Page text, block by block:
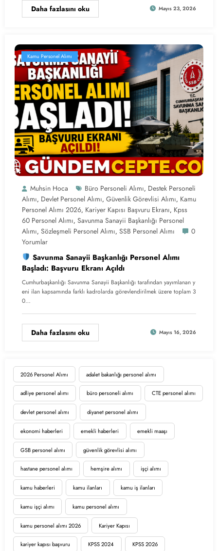
2026 Personel Alımı adalet bakanlığı personel alımı
adliye personel alımı büro personeli alımı CTE personel alımı
devlet personel alımı diyanet personel alımı
ekonomi haberleri emekli haberleri emekli maaşı
GSB personel alımı güvenlik görevlisi alımı
hastane personel alımı hemşire alımı işçi alımı
kamu haberleri kamu ilanları kamu iş ilanları
kamu işçi alımı kamu personel alımı
kamu personel alımı 2026 Kariyer Kapısı
kariyer kapısı başvuru KPSS 2024 KPSS 2026
Daha fazlasını oku Mayıs 23, 2026
Kamu Personel Alımı
Muhsin Hoca Büro Personeli Alımı, Destek Personeli
Alımı, Devlet Personel Alımı, Güvenlik Görevlisi Alımı, Kamu
Personel Alımı 2026, Kariyer Kapısı Başvuru Ekranı, Kpss
60 Personel Alımı, Savunma Sanayii Başkanlığı Personel
Alımı, Sözleşmeli Personel Alımı, SSB Personel Alımı
0
Yorumlar
Savunma Sanayii Başkanlığı Personel Alımı
Başladı: Başvuru Ekranı Açıldı
Cumhurbaşkanlığı Savunma Sanayii Başkanlığı tarafından yayımlanan y
eni ilan kapsamında farklı kadrolarda görevlendirilmek üzere toplam 3
0…
Daha fazlasını oku Mayıs 16, 2026